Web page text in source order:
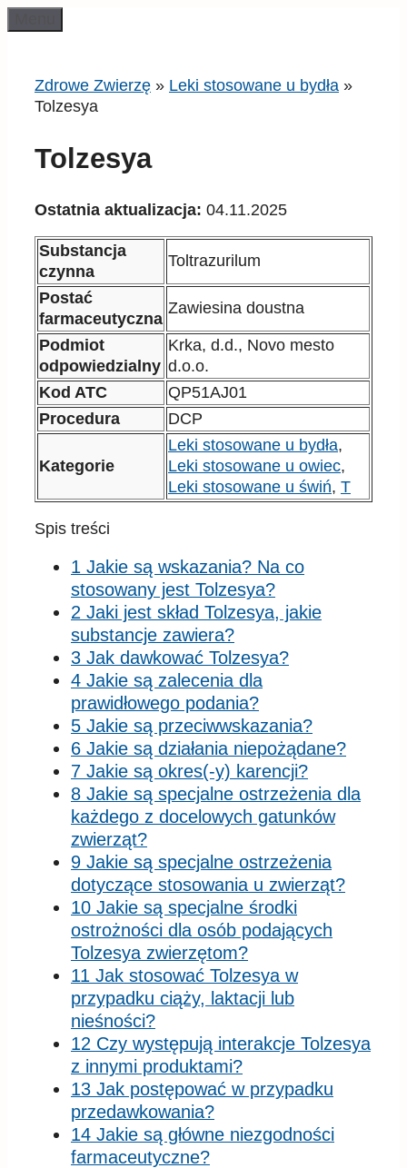
do
Zdrowe Zwierzę » Leki stosowane u bydła »
Tolzesya
Tolzesya
Ostatnia aktualizacja: 04.11.2025
Substancja
czynna
Toltrazurilum
Postać
farmaceutyczna
Zawiesina doustna
Podmiot
odpowiedzialny
Krka, d.d., Novo mesto
d.o.o.
Kod ATC
QP51AJ01
Procedura
DCP
Kategorie
Leki stosowane u bydła,
Leki stosowane u owiec,
Leki stosowane u świń, T
Spis treści
1 Jakie są wskazania? Na co
stosowany jest Tolzesya?
2 Jaki jest skład Tolzesya, jakie
substancje zawiera?
3 Jak dawkować Tolzesya?
4 Jakie są zalecenia dla
prawidłowego podania?
5 Jakie są przeciwwskazania?
6 Jakie są działania niepożądane?
7 Jakie są okres(-y) karencji?
8 Jakie są specjalne ostrzeżenia dla
każdego z docelowych gatunków
zwierząt?
9 Jakie są specjalne ostrzeżenia
dotyczące stosowania u zwierząt?
10 Jakie są specjalne środki
ostrożności dla osób podających
Tolzesya zwierzętom?
11 Jak stosować Tolzesya w
przypadku ciąży, laktacji lub
nieśności?
12 Czy występują interakcje Tolzesya
z innymi produktami?
13 Jak postępować w przypadku
przedawkowania?
14 Jakie są główne niezgodności
farmaceutyczne?